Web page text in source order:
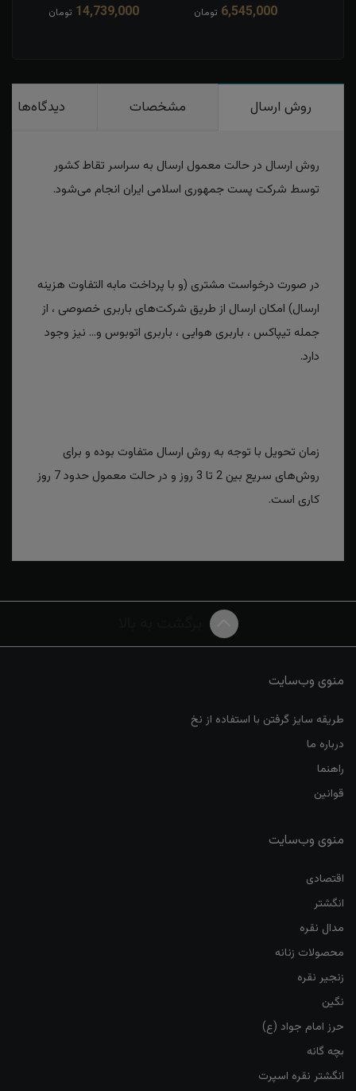
6,545,000 تومان 14,739,000 تومان
روش ارسال مشخصات دیدگاه‌ها
روش ارسال در حالت معمول ارسال به سراسر تقاط کشور
توسط شرکت پست جمهوری اسلامی ایران انجام می‌شود.
در صورت درخواست مشتری (و با پرداخت مابه التفاوت هزینه
ارسال) امکان ارسال از طریق شرکت‌های باربری خصوصی ، از
جمله تیپاکس ، باربری هوایی ، باربری اتوبوس و... نیز وجود
دارد.
زمان تحویل با توجه به روش ارسال متفاوت بوده و برای
روش‌های سریع بین 2 تا 3 روز و در حالت معمول حدود 7 روز
کاری است.
منوی وب‌سایت
طریقه سایز گرفتن با استفاده از نخ
درباره ما
راهنما
قوانین
منوی وب‌سایت
اقتصادی
انگشتر
مدال نقره
محصولات زنانه
زنجیر نقره
نگین
حرز امام جواد (ع)
بچه گانه
انگشتر نقره اسپرت